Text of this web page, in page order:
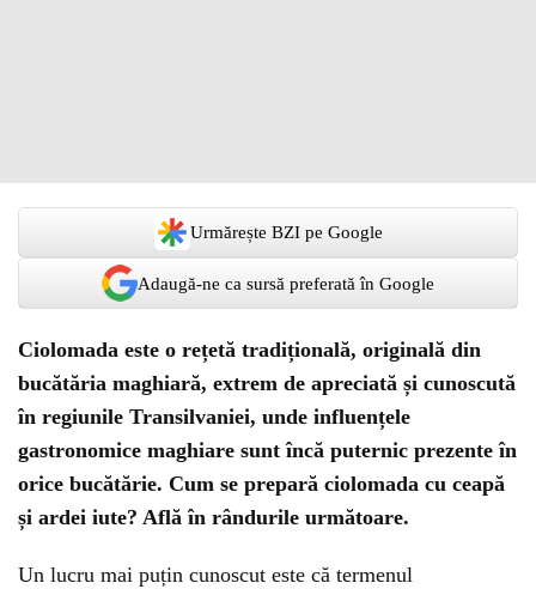
Urmărește BZI pe Google
Adaugă-ne ca sursă preferată în Google
Ciolomada este o rețetă tradițională, originală din
bucătăria maghiară, extrem de apreciată și cunoscută
în regiunile Transilvaniei, unde influențele
gastronomice maghiare sunt încă puternic prezente în
orice bucătărie. Cum se prepară ciolomada cu ceapă
și ardei iute? Află în rândurile următoare.
Un lucru mai puțin cunoscut este că termenul